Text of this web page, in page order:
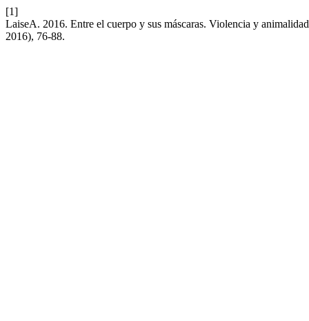
[1]
LaiseA. 2016. Entre el cuerpo y sus máscaras. Violencia y
2016), 76-88.